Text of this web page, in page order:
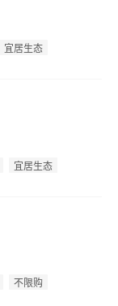
宜居生态
宜居生态
不限购